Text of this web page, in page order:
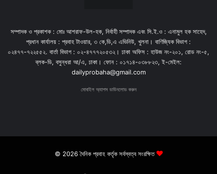
সম্পাদক ও প্রকাশক : মোঃ আশরাফ-উল-হক, নির্বাহী সম্পাদক এবং সি.ই.ও : এনামুল হক সাহেদ,
প্রধান কার্যালয় : প্রবাহ টাওয়ার, ৩ কে,ডি,এ এভিনিউ, খুলনা। বাণিজ্যিক বিভাগ :
০২৪৭৭-৭২২৫৫২. বার্তা বিভাগ : ০২-৪৭৭৭২০৫৩২। ঢাকা অফিস : হাউজ নং-২০১, রোড নং-৫,
ব্লক-ডি, বসুন্ধরা আ/এ, ঢাকা। ফোন : ০১৭১৪-০৩৮৮২৩, ই-মেইল:
dailyprobaha@gmail.com
মোবাইল অ্যাপস ডাউনলোড করুন
© 2026 দৈনিক প্রবাহ কর্তৃক সর্বস্বত্ব সংরক্ষিত